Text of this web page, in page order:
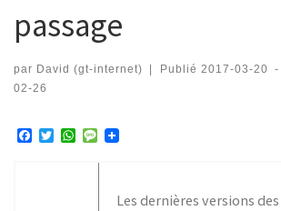
passage
par David (gt-internet) Publié 2017-03-20 -
02-26
T
W
M
s
Les dernières versions